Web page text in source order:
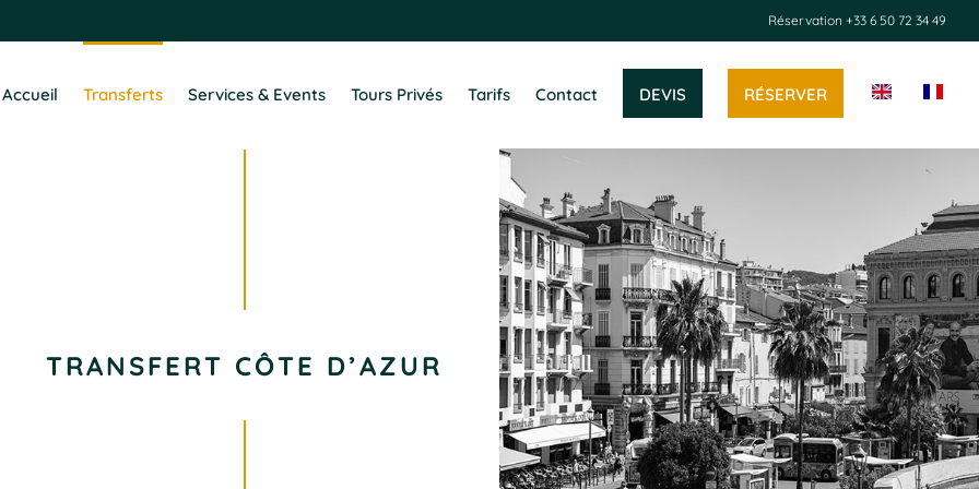
Réservation +33 6 50 72 34 49
Accueil Transferts Services & Events Tours Privés Tarifs Contact DEVIS RÉSERVER
TRANSFERT CÔTE D’AZUR